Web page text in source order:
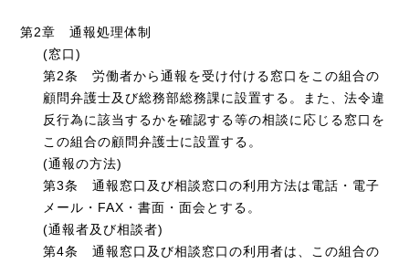
第2章 通報処理体制
(窓口)
第2条 労働者から通報を受け付ける窓口をこの組合の
顧問弁護士及び総務部総務課に設置する。また、法令違
反行為に該当するかを確認する等の相談に応じる窓口を
この組合の顧問弁護士に設置する。
(通報の方法)
第3条 通報窓口及び相談窓口の利用方法は電話・電子
メール・FAX・書面・面会とする。
(通報者及び相談者)
第4条 通報窓口及び相談窓口の利用者は、この組合の